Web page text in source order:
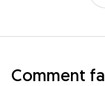
Comment